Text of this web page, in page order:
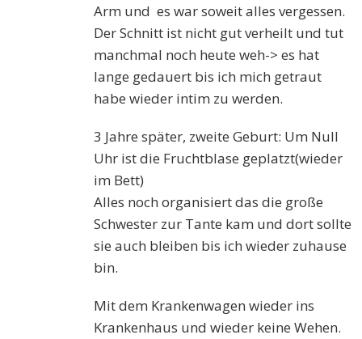
Arm und es war soweit alles vergessen.
Der Schnitt ist nicht gut verheilt und tut
manchmal noch heute weh-> es hat
lange gedauert bis ich mich getraut
habe wieder intim zu werden.
3 Jahre später, zweite Geburt: Um Null
Uhr ist die Fruchtblase geplatzt(wieder
im Bett)
Alles noch organisiert das die große
Schwester zur Tante kam und dort sollte
sie auch bleiben bis ich wieder zuhause
bin.
Mit dem Krankenwagen wieder ins
Krankenhaus und wieder keine Wehen.